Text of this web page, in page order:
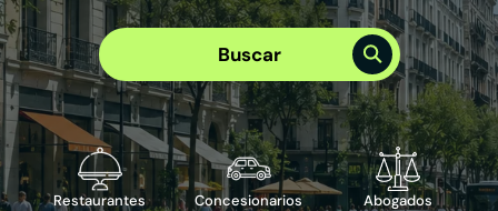
Buscar
Restaurantes Concesionarios Abogados
Te puede interesar
Reserva de cita ›
Reserva de mesa›
Publicidad en Google›
ChatBot IA›
Plan Visibilidad >
Plan Integral >